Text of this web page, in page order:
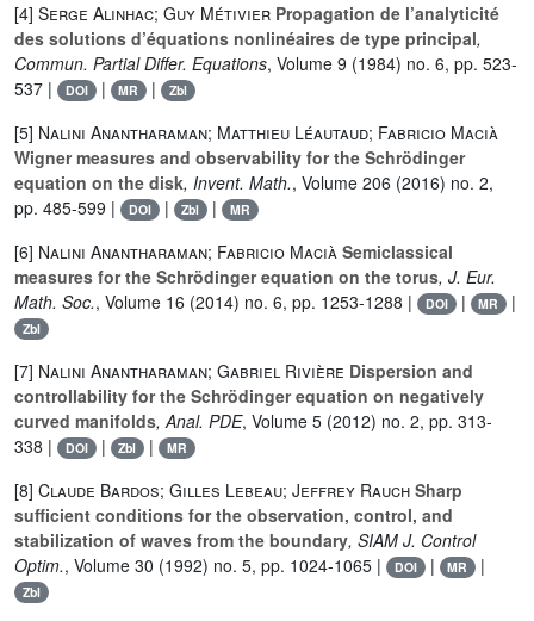
[4] Serge Alinhac; Guy Métivier Propagation de l’analyticité
des solutions d’équations nonlinéaires de type principal,
Commun. Partial Differ. Equations, Volume 9 (1984) no. 6, pp. 523-
537 |
DOI | MR | Zbl
[5] Nalini Anantharaman; Matthieu Léautaud; Fabricio Macià
Wigner measures and observability for the Schrödinger
equation on the disk, Invent. Math., Volume 206 (2016) no. 2,
pp. 485-599 |
DOI | Zbl | MR
[6] Nalini Anantharaman; Fabricio Macià Semiclassical
measures for the Schrödinger equation on the torus, J. Eur.
Math. Soc., Volume 16 (2014) no. 6, pp. 1253-1288 | DOI | MR |
Zbl
[7] Nalini Anantharaman; Gabriel Rivière Dispersion and
controllability for the Schrödinger equation on negatively
curved manifolds, Anal. PDE, Volume 5 (2012) no. 2, pp. 313-
338 |
DOI | Zbl | MR
[8] Claude Bardos; Gilles Lebeau; Jeffrey Rauch Sharp
sufficient conditions for the observation, control, and
stabilization of waves from the boundary, SIAM J. Control
Optim., Volume 30 (1992) no. 5, pp. 1024-1065 | DOI | MR |
Zbl